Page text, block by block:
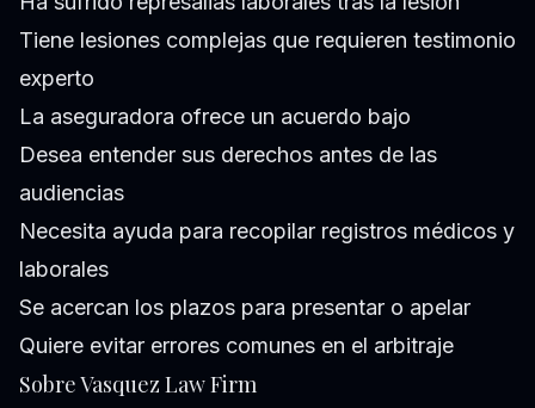
Tiene lesiones complejas que requieren testimonio
experto
La aseguradora ofrece un acuerdo bajo
Desea entender sus derechos antes de las
audiencias
Necesita ayuda para recopilar registros médicos y
laborales
Se acercan los plazos para presentar o apelar
Quiere evitar errores comunes en el arbitraje
Sobre Vasquez Law Firm